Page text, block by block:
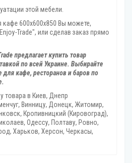
этой мебели.
кафе 600х600х850 Вы можете,
Trade", или сделав заказ прямо
предлагает купить товар
по всей Украине. Выбирайте
кафе, ресторанов и баров по
товара в Киев, Днепр
Винницу, Донецк‎, Житомир,
Кропивницкий‎ (Кировоград),
Одессу, Полтаву, Ровно,
Харьков, Херсон‎, Черкасы,